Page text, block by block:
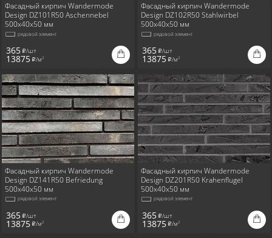
Фасадный кирпич Wandermode
Design DZ101R50 Aschennebel
500x40x50 мм
рядовой элемент
365 i/шт
13875 i/м2
Фасадный кирпич Wandermode
Design DZ102R50 Stahlwirbel
500x40x50 мм
рядовой элемент
365 i/шт
13875 i/м2
Фасадный кирпич Wandermode
Design DZ141R50 Befriedung
500x40x50 мм
рядовой элемент
365 i/шт
13875 i/м2
Фасадный кирпич Wandermode
Design DZ201R50 Krahenflugel
500x40x50 мм
рядовой элемент
365 i/шт
13875 i/м2